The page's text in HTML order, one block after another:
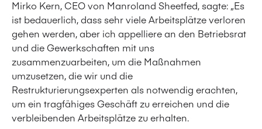
Mirko Kern, CEO von Manroland Sheetfed, sagte: „Es
ist bedauerlich, dass sehr viele Arbeitsplätze verloren
gehen werden, aber ich appelliere an den Betriebsrat
und die Gewerkschaften mit uns
zusammenzuarbeiten, um die Maßnahmen
umzusetzen, die wir und die
Restrukturierungsexperten als notwendig erachten,
um ein tragfähiges Geschäft zu erreichen und die
verbleibenden Arbeitsplätze zu erhalten.